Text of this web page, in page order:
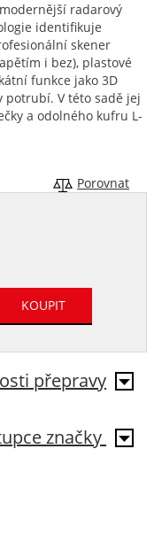
radarový
identifikuje
skener
i bez), plastové
funkce jako 3D
potrubí. V této sadě jej
a odolného kufru L-
Porovnat
přepravy
značky